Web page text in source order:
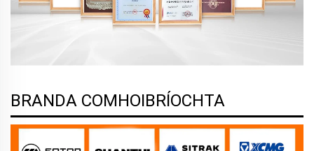
BRANDA COMHOIBRÍOCHTA